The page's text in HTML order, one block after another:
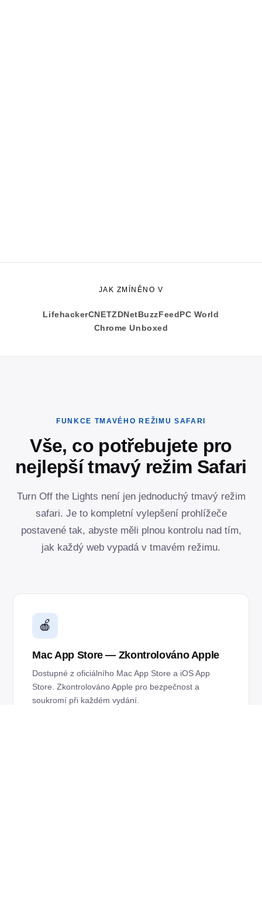
JAK ZMÍNĚNO V
LifehackerCNETZDNet BuzzFeed PC World
Chrome Unboxed
FUNKCE TMAVÉHO REŽIMU SAFARI
Vše, co potřebujete pro
nejlepší tmavý režim Safari
Turn Off the Lights není jen jednoduchý tmavý režim
safari. Je to kompletní vylepšení prohlížeče
postavené tak, abyste měli plnou kontrolu nad tím,
jak každý web vypadá v tmavém režimu.
🍎
Mac App Store — Zkontrolováno Apple
Dostupné z oficiálního Mac App Store a iOS App
Store. Zkontrolováno Apple pro bezpečnost a
soukromí při každém vydání.